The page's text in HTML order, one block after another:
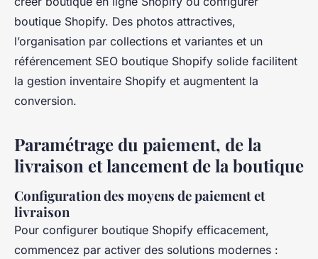
boutique Shopify. Des photos attractives,
l’organisation par collections et variantes et un
référencement SEO boutique Shopify solide facilitent
la gestion inventaire Shopify et augmentent la
conversion.
Paramétrage du paiement, de la
livraison et lancement de la boutique
Configuration des moyens de paiement et
livraison
Pour configurer boutique Shopify efficacement,
commencez par activer des solutions modernes :